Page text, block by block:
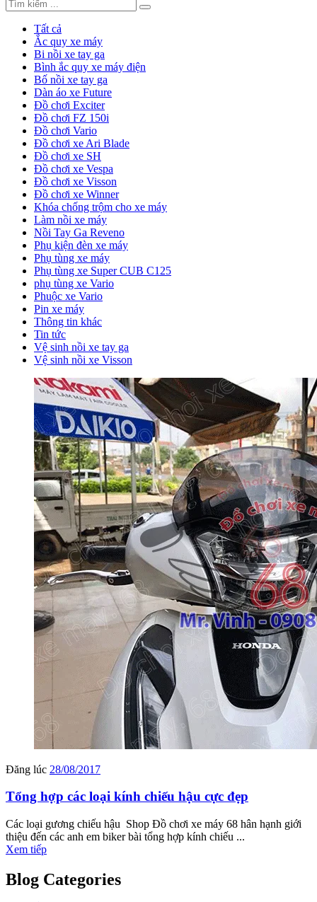
Tất cả
Ắc quy xe máy
Bi nồi xe tay ga
Bình ắc quy xe máy điện
Bố nồi xe tay ga
Dàn áo xe Future
Đồ chơi Exciter
Đồ chơi FZ 150i
Đồ chơi Vario
Đồ chơi xe Ari Blade
Đồ chơi xe SH
Đồ chơi xe Vespa
Đồ chơi xe Visson
Đồ chơi xe Winner
Khóa chống trộm cho xe máy
Làm nồi xe máy
Nồi Tay Ga Reveno
Phụ kiện đèn xe máy
Phụ tùng xe máy
Phụ tùng xe Super CUB C125
phụ tùng xe Vario
Phuộc xe Vario
Pin xe máy
Thông tin khác
Tin tức
Vệ sinh nồi xe tay ga
Vệ sinh nồi xe Visson
Đăng lúc 28/08/2017
Tổng hợp các loại kính chiếu hậu cực đẹp
Các loại gương chiếu hậu Shop Đồ chơi xe máy 68 hân hạnh giới
thiệu đến các anh em biker bài tổng hợp kính chiếu ...
Xem tiếp
Blog Categories